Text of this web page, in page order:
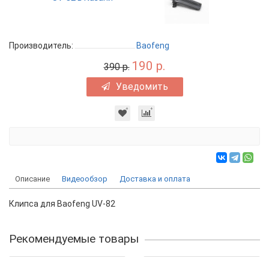
Производитель: Baofeng
390 р. 190 р.
Уведомить
Описание Видеообзор Доставка и оплата
Клипса для Baofeng UV-82
Рекомендуемые товары